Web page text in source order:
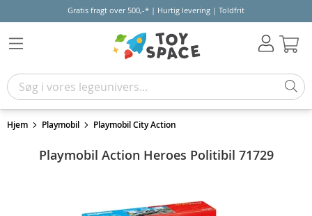
Gratis fragt over 500,-* | Hurtig levering | Toldfrit
Hjem Playmobil Playmobil City Action
Playmobil Action Heroes Politibil 71729